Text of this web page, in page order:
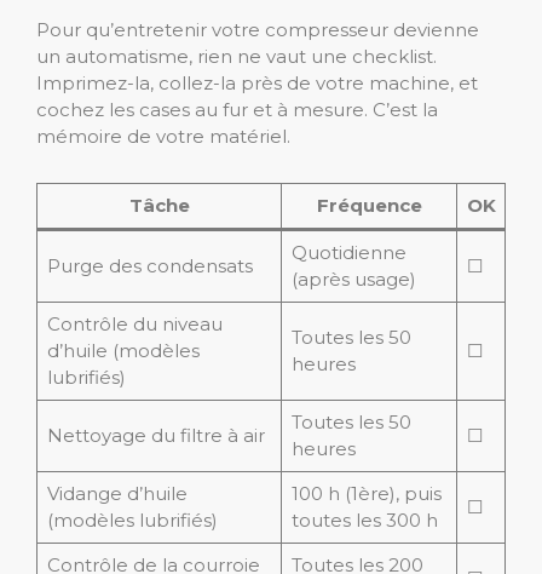
Pour qu’entretenir votre compresseur devienne
un automatisme, rien ne vaut une checklist.
Imprimez-la, collez-la près de votre machine, et
cochez les cases au fur et à mesure. C’est la
mémoire de votre matériel.
Tâche Fréquence OK
Purge des condensats
Quotidienne
(après usage)
☐
Contrôle du niveau
d’huile (modèles
lubrifiés)
Toutes les 50
heures
☐
Nettoyage du filtre à air
Toutes les 50
heures
☐
Vidange d’huile
(modèles lubrifiés)
100 h (1ère), puis
toutes les 300 h
☐
Contrôle de la courroie
Toutes les 200